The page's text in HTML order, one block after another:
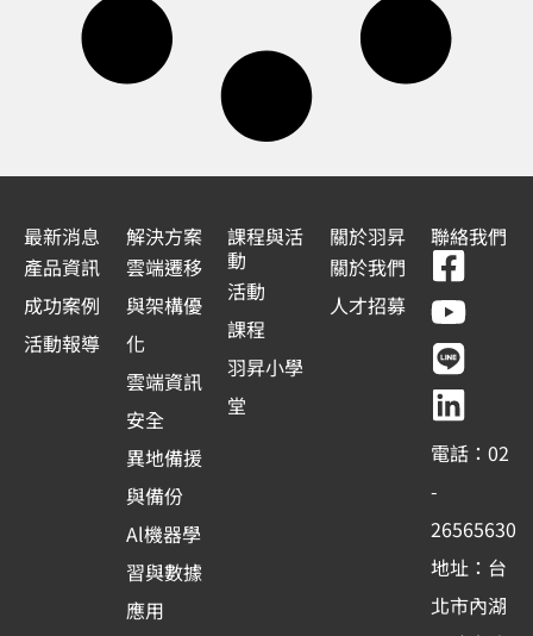
最新消息
產品資訊
成功案例
活動報導
解決方案
雲端遷移
與架構優
化
雲端資訊
安全
異地備援
與備份
Al機器學
習與數據
應用
課程與活
動
活動
課程
羽昇小學
堂
關於羽昇
關於我們
人才招募
聯絡我們
F
a
c
e
b
o
o
k
-
s
q
Y
o
u
t
u
b
e
L
i
n
e
L
i
n
k
e
d
i
n
電話：02
-
26565630
地址：台
北市內湖